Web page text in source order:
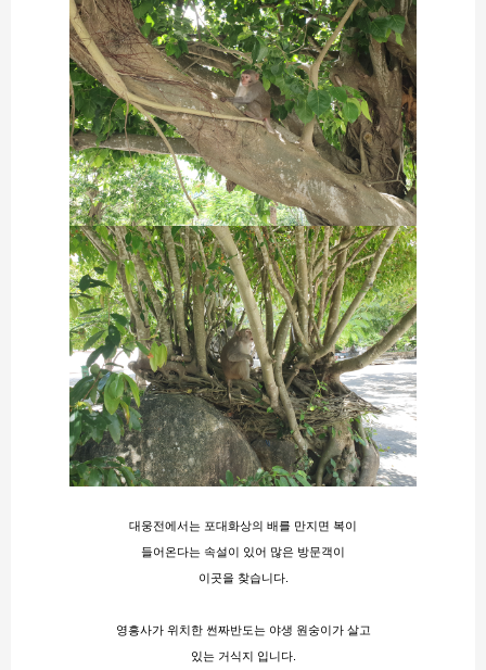
대웅전에서는 포대화상의 배를 만지면 복이
들어온다는 속설이 있어 많은 방문객이
이곳을 찾습니다.
영흥사가 위치한 썬짜반도는 야생 원숭이가 살고
있는 거식지 입니다.